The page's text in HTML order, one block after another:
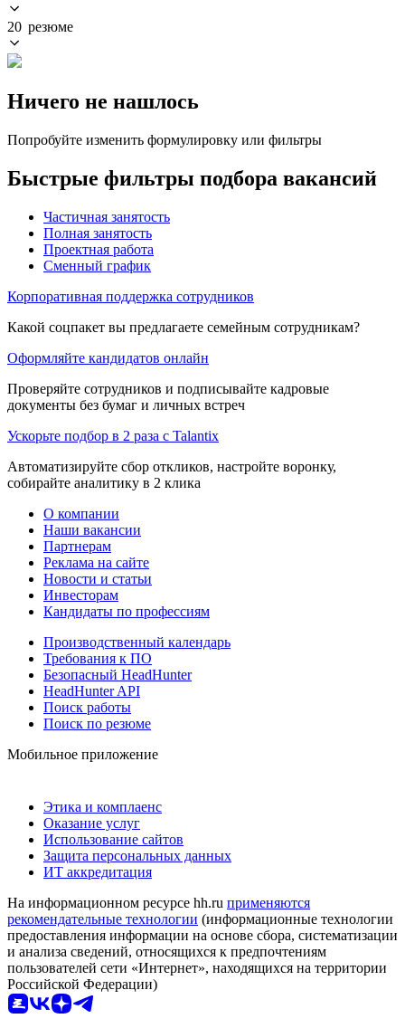
20 резюме
Ничего не нашлось
Попробуйте изменить формулировку или фильтры
Быстрые фильтры подбора вакансий
Частичная занятость
Полная занятость
Проектная работа
Сменный график
Корпоративная поддержка сотрудников
Какой соцпакет вы предлагаете семейным сотрудникам?
Оформляйте кандидатов онлайн
Проверяйте сотрудников и подписывайте кадровые
документы без бумаг и личных встреч
Ускорьте подбор в 2 раза с Talantix
Автоматизируйте сбор откликов, настройте воронку,
собирайте аналитику в 2 клика
О компании
Наши вакансии
Партнерам
Реклама на сайте
Новости и статьи
Инвесторам
Кандидаты по профессиям
Производственный календарь
Требования к ПО
Безопасный HeadHunter
HeadHunter API
Поиск работы
Поиск по резюме
Мобильное приложение
Этика и комплаенс
Оказание услуг
Использование сайтов
Защита персональных данных
ИТ аккредитация
На информационном ресурсе hh.ru применяются
рекомендательные технологии (информационные технологии
предоставления информации на основе сбора, систематизации
и анализа сведений, относящихся к предпочтениям
пользователей сети «Интернет», находящихся на территории
Российской Федерации)